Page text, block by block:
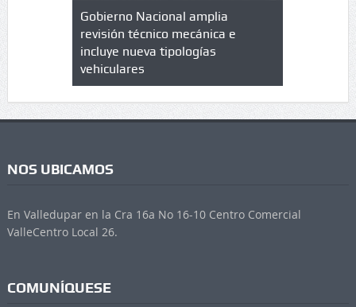
de
en
Gobierno Nacional amplia
revisión técnico mecánica e
incluye nueva tipologías
vehiculares
Qué es
NOS UBICAMOS
En Valledupar en la Cra 16a No 16-10 Centro Comercial
ValleCentro Local 26.
COMUNÍQUESE